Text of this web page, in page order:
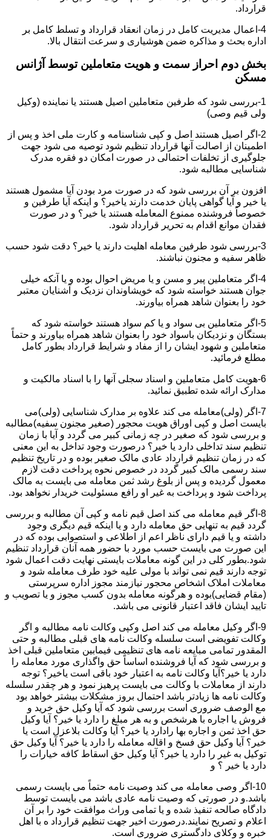
قرارداد.
4-اعمال مدیریت کامل در زمان انعقاد قرارداد و تسلط کامل بر
اداره بحث و مذاکره ضمن هوشیاری و سرعت انتقال بالا.
بخش دوم احراز سمت و هویت متعاملین توسط آژانس
مسکن
1-بررسی شود که طرفین متعاملین اصیل هستند یا نماینده (وکیل
ولی قیم وصی)
2-اگر اصیل هستند اصل و کپی شناسنامه و کارت ملی اخذ و پس از
اطمینان از اصالت آنها قرارداد تنظیم شود توصیه می شود جهت
جلوگیری از تخلفات احتمالی در صورت امکان دو فقره مدرک
شناسایی مطالبه شود.
افزون بر آن بررسی شود که در صورت مرد بودن آیا مشمول هستند
یا خیر و آیا گواهی پایان خدمت دارند یاخیر؟ و اینکه آیا طرفین و
خصوصاً فروشنده ممنوع المعامله هستند یا خیر؟ و در صورت
فقدان موانع اقدام به تحریر قرارداد شود.
3-بررسی شود طرفین معامله اهلیت دارند یا خیر؟ دقت شود حسب
ظاهر سفیه و مجنون نباشند.
4-اگر متعاملین پیر و مسن و یا مریض احوال بوده و یا آنکه خیلی
جوان هستند خواسته شود که خویشاوندان نزدیک و آشنایان معتبر
خود را بعنوان شاهد همراه بیاورند.
5-اگر متعاملین بی سواد و یا کم سواد هستند خواسته شود که
بستگان و نزدیکان باسواد خود را بعنوان شاهد همراه بیاورند و حتماً
متعاملین و شهود ایشان را از مفاد و شرایط قرارداد بطور کامل
مطلع فرمائید.
6-هویت کامل متعاملین و اسناد سجلی آنها را با اسناد مالکیت و
مدارک ارائه شده تطبیق نمائید.
7-اگر (ولی)معامله می کند علاوه بر مدارک شناسایی (ولی)می
بایست اصل و کپی اوراق هویت محجور (صغیر مجنون سفیه)مطالبه
و بررسی شود که صغیر در چه زمانی کبیر می گردد و آیا با زمان
تنظیم سند تداخلی دارد یا خیر؟ درصورت وجود تداخل به این معنی
که در زمان تنظیم قرارداد عادی مالک صغیر بوده و در تاریخ تنظیم
سند رسمی مالک کبیر گردد در خصوص نحوه پرداخت دقت لازم
معمول گردیده و پس از بلوغ رشد ثمن معامله می بایست به مالک
پرداخت شود و پرداخت به غیر او رافع مسئولیت خریدار نخواهد بود.
8-اگر قیم معامله می کند اصل قیم نامه و کپی آن مطالبه و بررسی
گردد قیم به تنهایی حق معامله دارد و یا اینکه قیم دیگری وجود
داشته و یا قیم دارای ناظر اعم از اطلاعی و استصوابی بوده که در
این صورت می بایست حسب مورد با حضور همه آنان قرارداد تنظیم
شود.بطور کلی در این گونه معاملات بایستی نهایت دقت اعمال شود
توجه دارند قیم نمی تواند با مولی علیه خود طرف معامله شود و
معاملات املاک اشخاص محجور نیازمند مجوز اداره سرپرستی
(مقام قضایی)بوده و هرگونه معامله بدون کسب مجوز و یا تصویب و
تایید ایشان فاقد اعتبار قانونی می باشد.
9-اگر وکیل معامله می کند اصل وکپی وکالت نامه مطالبه و اگر
وکالت تفویضی است سلسله وکالت نامه های قبلی مطالبه و حتی
المقدور تمامی مبایعه نامه های تنظیمی فیمابین متعاملین قبلی اخذ
و بررسی شود که آیا فروشنده اساساً حق واگذاری مورد معامله را
دارد یا خیر؟آیا وکالت نامه به اعتبار خود باقی است یاخیر؟ توجه
دارند از معاملات با وکالت می بایست پرهیز نمود و هر چقدر سلسله
وکالت نامه ها زیادتر باشد احتمال بروز مشکلات بیشتر خواهد بود
مع الوصف ضروری است بررسی شود که آیا وکیل حق خرید و
فروش یا اجاره با هرشخص و به هر مبلغ را دارد یا خیر؟ آیا وکیل
حق اخذ ثمن و اجاره بها رادارد یا خیر؟ آیا وکالت بلاعزل است یا
خیر؟ آیا وکیل حق فسخ و اقاله معامله را دارد یا خیر؟ آیا وکیل حق
توکیل به غیر را دارد یا خیر؟ آیا وکیل حق اسقاط کافه خیارات را
دارد یا خیر ؟ و
10-اگر وصی معامله می کند وصیت نامه حتماً می بایست رسمی
باشد.و در صورتی که وصیت نامه عادی باشد می بایست توسط
دادگاه صالحه تنفیذ شده و یا تمامی وراث موافقت خود را بر آن
اعلام و تصریح نمایند.درصورت اخیر جهت تنظیم قرارداد ه با اهل
خبره و وکلای دادگستری ضروری است.